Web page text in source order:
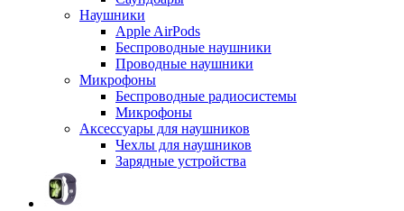
Наушники
Apple AirPods
Беспроводные наушники
Проводные наушники
Микрофоны
Беспроводные радиосистемы
Микрофоны
Аксессуары для наушников
Чехлы для наушников
Зарядные устройства